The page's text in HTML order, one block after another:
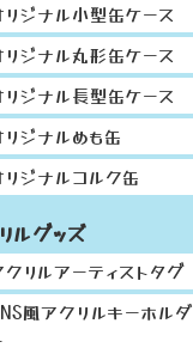
リジナル小型缶ケース
リジナル丸形缶ケース
リジナル長型缶ケース
リジナルめも缶
リジナルコルク缶
ルグッズ
クリルアーティストタグ
風アクリルキーホルダ